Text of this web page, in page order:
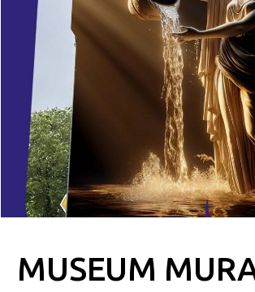
MUSEUM